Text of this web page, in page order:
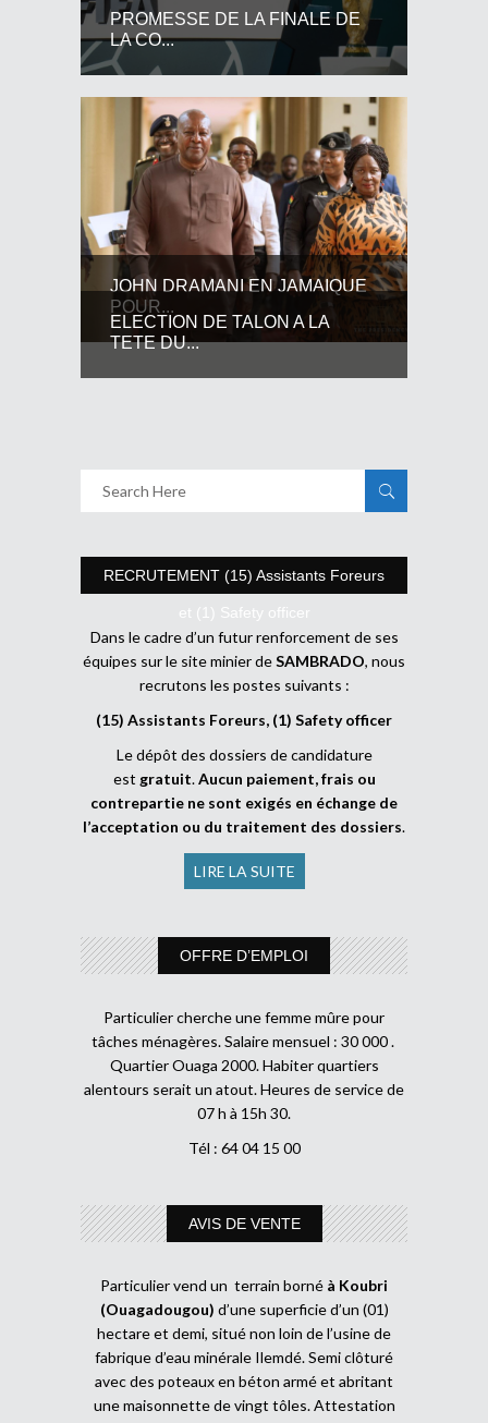
PROMESSE DE LA FINALE DE
LA CO...
JOHN DRAMANI EN JAMAIQUE
POUR...
ELECTION DE TALON A LA
TETE DU...
RECRUTEMENT (15) Assistants Foreurs
et (1) Safety officer
Dans le cadre d’un futur renforcement de ses
équipes sur le site minier deSAMBRADO, nous
recrutons les postes suivants :
(15) Assistants Foreurs, (1) Safety officer
Le dépôt des dossiers de candidature
est gratuit.Aucun paiement, frais ou
contrepartie ne sont exigés en échange de
l’acceptation ou du traitement des dossiers.
LIRE LA SUITE
OFFRE D’EMPLOI
Particulier cherche une femme mûre pour
tâches ménagères. Salaire mensuel : 30 000 .
Quartier Ouaga 2000. Habiter quartiers
alentours serait un atout. Heures de service de
07 h à 15h 30.
Tél : 64 04 15 00
AVIS DE VENTE
Particulier vend un terrain borné à Koubri
(Ouagadougou) d’une superficie d’un (01)
hectare et demi, situé non loin de l’usine de
fabrique d’eau minérale Ilemdé. Semi clôturé
avec des poteaux en béton armé et abritant
une maisonnette de vingt tôles. Attestation